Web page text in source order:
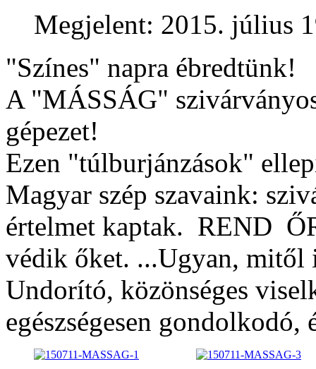
Megjelent: 2015. július
"Színes" napra ébredtünk!
A "MÁSSÁG"
gépezet!
Ezen "túlburjánzások"
Magyar szép szavaink:
értelmet kaptak. REND
védik őket. ...Ugyan, mitől
Undorító, közönséges
egészségesen